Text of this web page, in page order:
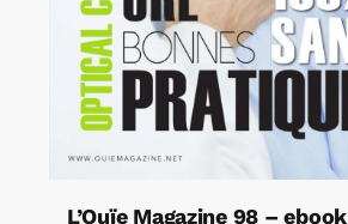
L’Ouïe Magazine 98 – ebook